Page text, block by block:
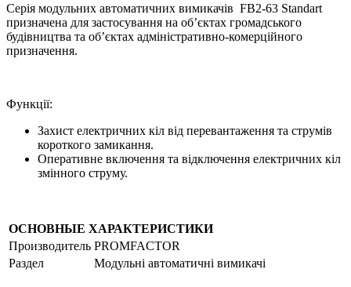
Серія модульних автоматичних вимикачів FB2-63 Standart
призначена для застосування на об’єктах громадського
будівництва та об’єктах адміністративно-комерційного
призначення.
Функції:
Захист електричних кіл від перевантаження та струмів
короткого замикання.
Оперативне включення та відключення електричних кіл
змінного струму.
ОСНОВНЫЕ ХАРАКТЕРИСТИКИ
Производитель PROMFACTOR
Раздел
Модульні автоматичні вимикачі